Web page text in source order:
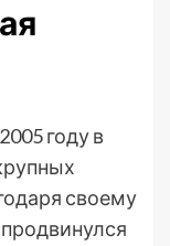
году в
своему